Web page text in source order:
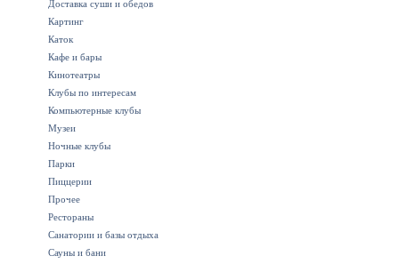
Доставка суши и обедов
Картинг
Каток
Кафе и бары
Кинотеатры
Клубы по интересам
Компьютерные клубы
Музеи
Ночные клубы
Парки
Пиццерии
Прочее
Рестораны
Санатории и базы отдыха
Сауны и бани